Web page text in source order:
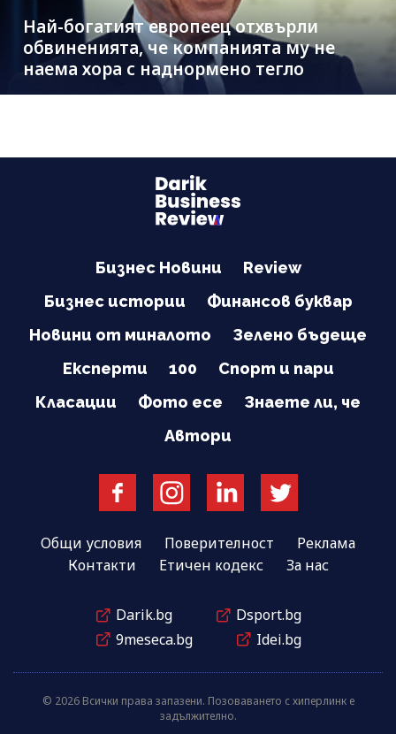
Най-богатият европеец отхвърли
обвиненията, че компанията му не
наема хора с наднормено тегло
Бизнес Новини
Review
Бизнес истории
Финансов буквар
Новини от миналото
Зелено бъдеще
Експерти
100
Спорт и пари
Класации
Фото есе
Знаете ли, че
Автори
Общи условия Поверителност
Реклама
Контакти
Етичен кодекс За нас
Darik.bg
Dsport.bg
9meseca.bg
Idei.bg
© 2026 Всички права запазени. Позоваването с хиперлинк е
задължително.